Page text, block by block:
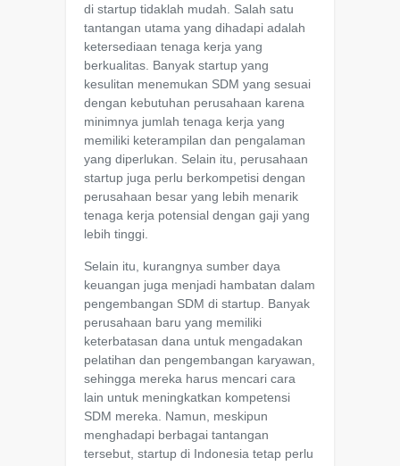
di startup tidaklah mudah. Salah satu
tantangan utama yang dihadapi adalah
ketersediaan tenaga kerja yang
berkualitas. Banyak startup yang
kesulitan menemukan SDM yang sesuai
dengan kebutuhan perusahaan karena
minimnya jumlah tenaga kerja yang
memiliki keterampilan dan pengalaman
yang diperlukan. Selain itu, perusahaan
startup juga perlu berkompetisi dengan
perusahaan besar yang lebih menarik
tenaga kerja potensial dengan gaji yang
lebih tinggi.
Selain itu, kurangnya sumber daya
keuangan juga menjadi hambatan dalam
pengembangan SDM di startup. Banyak
perusahaan baru yang memiliki
keterbatasan dana untuk mengadakan
pelatihan dan pengembangan karyawan,
sehingga mereka harus mencari cara
lain untuk meningkatkan kompetensi
SDM mereka. Namun, meskipun
menghadapi berbagai tantangan
tersebut, startup di Indonesia tetap perlu